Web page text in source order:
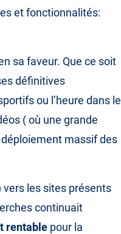
et fonctionnalités:
sa faveur. Que ce soit
définitives
ou l’heure dans le
( où une grande
massif des
vers les sites présents
continuait
rentable pour la